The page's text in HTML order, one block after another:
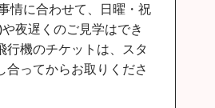
情に合わせて、日曜・祝
夜遅くのご見学はでき
行機のチケットは、スタ
合ってからお取りくださ